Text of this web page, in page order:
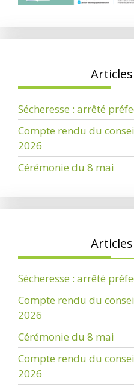
Sécheresse : arrêté
Compte rendu du
2026
Cérémonie du 8 mai
Sécheresse : arrêté
Compte rendu du
2026
Cérémonie du 8 mai
Compte rendu du
2026